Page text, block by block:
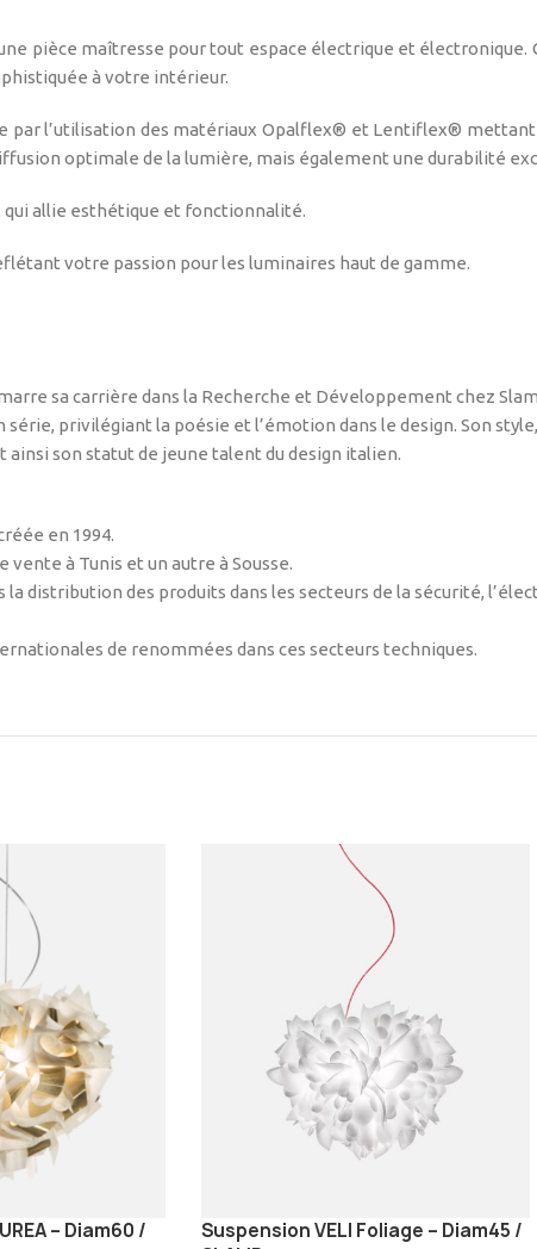
pièce maîtresse pour tout espace électrique et
à votre intérieur.
par l’utilisation des matériaux Opalflex® et Lentiflex®
optimale de la lumière, mais également une durabilité
qui allie esthétique et fonctionnalité.
votre passion pour les luminaires haut de gamme.
sa carrière dans la Recherche et Développement chez
privilégiant la poésie et l’émotion dans le design. Son
son statut de jeune talent du design italien.
en 1994.
à Tunis et un autre à Sousse.
la distribution des produits dans les secteurs de la sécurité,
de renommées dans ces secteurs techniques.
– Diam60 /
Suspension VELI Foliage – Diam45 /